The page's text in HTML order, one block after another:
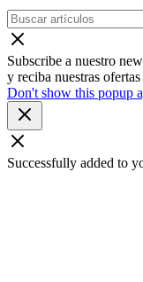
Subscribe a nuestro
y reciba nuestras
Don't show this popup
Successfully added to